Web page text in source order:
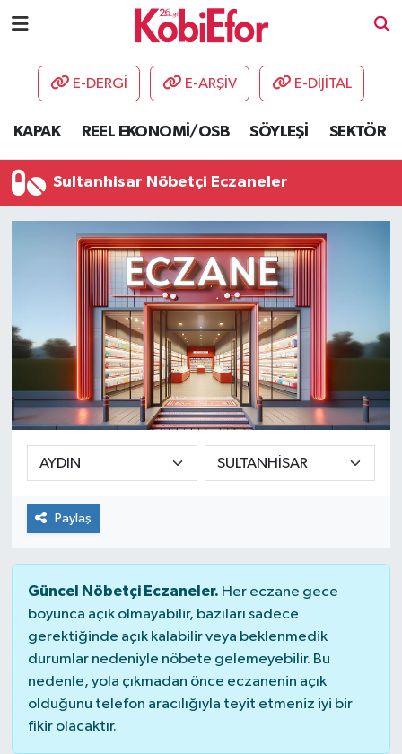
E-DERGİ E-ARŞİV E-DİJİTAL
KAPAK REEL EKONOMİ/OSB SÖYLEŞİ SEKTÖR
Sultanhisar Nöbetçi Eczaneler
Paylaş
Güncel Nöbetçi Eczaneler. Her eczane gece
boyunca açık olmayabilir, bazıları sadece
gerektiğinde açık kalabilir veya beklenmedik
durumlar nedeniyle nöbete gelemeyebilir. Bu
nedenle, yola çıkmadan önce eczanenin açık
olduğunu telefon aracılığıyla teyit etmeniz iyi bir
fikir olacaktır.
AKADEMİ
DESTEK-TEŞVİK
ETKİNLİK
GÜNCEL
HABERLER
KAPAK
OSB
SEKTÖR
ŞİRKET PANO
SÖYLEŞİ
YAŞAM